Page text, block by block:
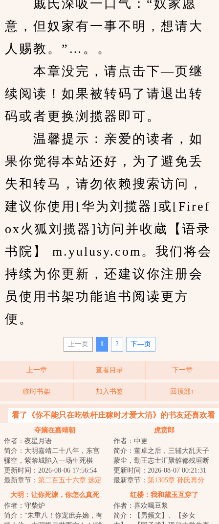
戚氏深吸一口气：“奴家愿
意，但奴家有一事不明，想请大
人赐教。”…。。
本章没完，请点击下—页继
续阅读！如果被转码了请退出转
码或者更换浏揽器即可。
温馨提示：亲爱的读者，如
果你觉得本站还好，为了避免丢
失和转马，请勿依赖搜索访问，
建议你使用[华为刘揽器]或[Firef
ox火狐刘揽器]访问并收蔵【语录
书院】 m.yulusy.com。我们将会
持续为你更新，还建议你注册会
员使用书架功能追书阅读更方
便。
上一页 1 2 下—页
上一章 查看目录 下一章
临时书架 加入书签 回顶部↑
看了《你不能只在吃铁杆庄稼时才爱大清》的书友还喜欢看
夺嫡在嘉靖朝
作者：夜星月语
简介：大明嘉靖二十八年，东宫
骤空，紫禁城陷入一场生死棋
局，牵扯着无数人的生死荣辱。
一边是裕王朱载坖...
更新时间：2026-08-06 17:56:54
最新章节： 第二百五十六章 选定
虎贲郎
作者：中更
简介：董卓之后，三辅大乱天子
蒙尘，勤王志士汇聚雒都残垣断
壁之中，肉食者鄙拔剑四顾，国
贼凶狠十倍于胡...
更新时间：2026-08-07 00:21:31
最新章节： 第1305章 孙氏再分
大明：让你死谏，你怎么真死
作者：守柴炉
简介：“朱重八！你宠庶弃嫡，有
红楼：我和黛玉互穿了
作者：喜欢喝豆浆
简介：【男频文】、【多女